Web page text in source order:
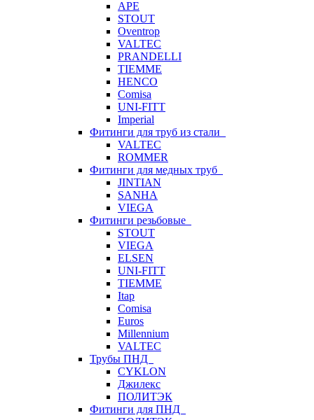
APE
STOUT
Oventrop
VALTEC
PRANDELLI
TIEMME
HENCO
Comisa
UNI-FITT
Imperial
Фитинги для труб из стали
VALTEC
ROMMER
Фитинги для медных труб
JINTIAN
SANHA
VIEGA
Фитинги резьбовые
STOUT
VIEGA
ELSEN
UNI-FITT
TIEMME
Itap
Comisa
Euros
Millennium
VALTEC
Трубы ПНД
CYKLON
Джилекс
ПОЛИТЭК
Фитинги для ПНД